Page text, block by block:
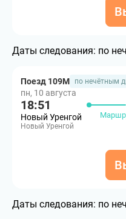
Даты следования: по
Поезд 109М по нечётным
пн, 10 августа
18:51
Новый Уренгой
Новый Уренгой
Даты следования: по